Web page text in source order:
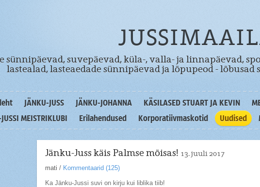
sünnipäevad, suvepäevad, küla-, valla- ja linnapäevad,
lastealad, lasteaedade sünnipäevad ja lõpupeod - lõbusad
JÄNKU-JUSS JÄNKU-JOHANNA KÄSILASED STUART JA KEVIN
MEISTRIKLUBI
Erilahendused Korporatiivmaskotid Uudised
Jänku-Juss käis Palmse mõisas! 13. juuli 2017
mati / Kommentaarid (125)
Ka Jänku-Jussi suvi on kirju kui liblika tiib!